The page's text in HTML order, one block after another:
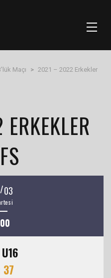
Maçı > 2021 – 2022 Erkekler
/03
37